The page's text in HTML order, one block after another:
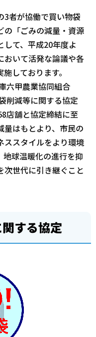
者が協働で買い物袋
の「ごみの減量・資源
て、平成20年度よ
おいて活発な論議や各
しております。
六甲農業協同組合
削減等に関する協定
店舗と協定締結に至
はもとより、市民の
ススタイルをより環境
地球温暖化の進行を抑
次世代に引き継ぐこと
する協定